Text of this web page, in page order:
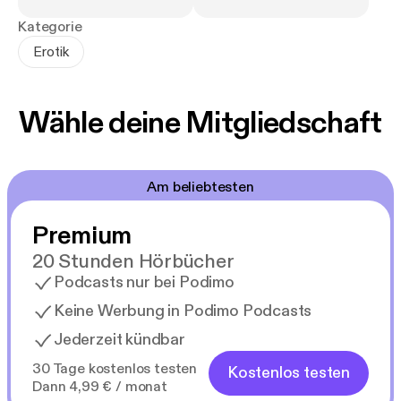
Kategorie
Erotik
Wähle deine Mitgliedschaft
Am beliebtesten
Premium
20 Stunden Hörbücher
Podcasts nur bei Podimo
Keine Werbung in Podimo Podcasts
Jederzeit kündbar
30 Tage kostenlos testen
Dann 4,99 € / monat
Kostenlos testen